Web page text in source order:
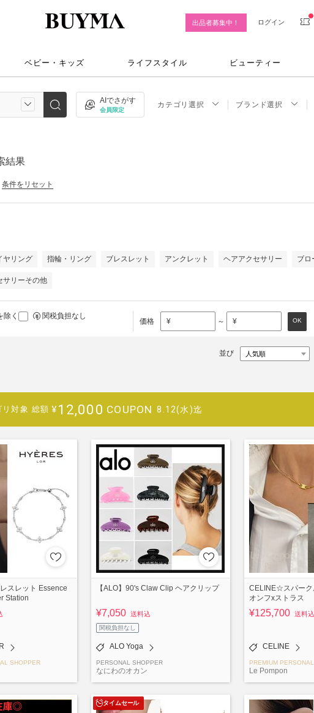
出品者募集中！ ログイン
ベビー・キッズ ライフスタイル ビューティー
AIでさがす
会員限定
カテゴリ選択 ブランド選択
結果
条件をリセット
ヤリング 指輪・リング ブレスレット アンクレット ヘアアクセサリー ブロ
サリーその他
除く
関税負担なし
価格 ¥ ～ ¥ OK
並び
対象 総額 ¥12,000 COUPON 8.12(水)迄
スレット Essence
Station
SHOPPER
【ALO】90's Claw Clip ヘアクリップ
¥7,050 送料込
関税負担なし
ALO Yoga
PERSONAL SHOPPER
なにわのオカン
CELINE☆スパーク
オンフxストラス
¥125,700 送料込
CELINE
PREMIUM
Le Pompon
タイムセール